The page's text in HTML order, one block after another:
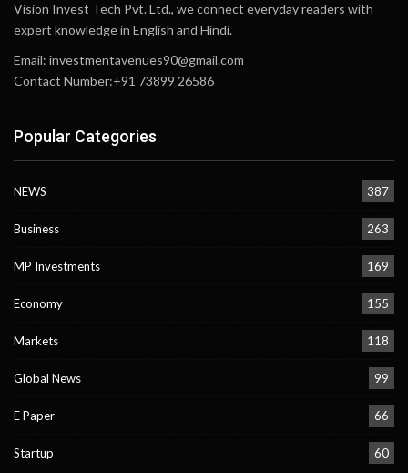
Vision Invest Tech Pvt. Ltd., we connect everyday readers with
expert knowledge in English and Hindi.
Email: investmentavenues90@gmail.com
Contact Number:+91 73899 26586
Popular Categories
NEWS 387
Business 263
MP Investments 169
Economy 155
Markets 118
Global News 99
E Paper 66
Startup 60